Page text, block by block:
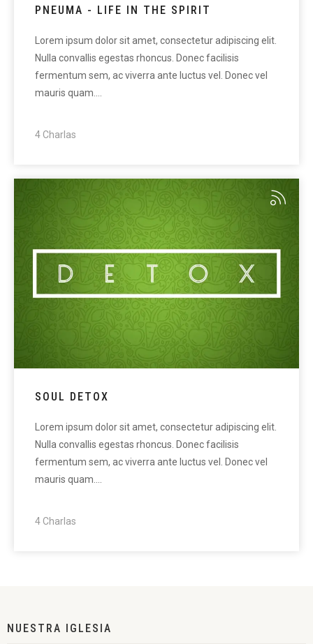
PNEUMA - LIFE IN THE SPIRIT
Lorem ipsum dolor sit amet, consectetur adipiscing elit.
Nulla convallis egestas rhoncus. Donec facilisis
fermentum sem, ac viverra ante luctus vel. Donec vel
mauris quam.…
4 Charlas
SOUL DETOX
Lorem ipsum dolor sit amet, consectetur adipiscing elit.
Nulla convallis egestas rhoncus. Donec facilisis
fermentum sem, ac viverra ante luctus vel. Donec vel
mauris quam.…
4 Charlas
NUESTRA IGLESIA